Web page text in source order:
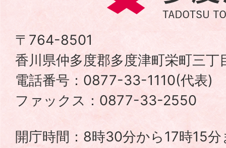
度
町
TADOTSU
TOWN
〒764-8501
香川県仲多度郡多度津町栄町三
電話番号：0877-33-1110(代表)
ファックス：0877-33-2550
開庁時間：8時30分から17時15分